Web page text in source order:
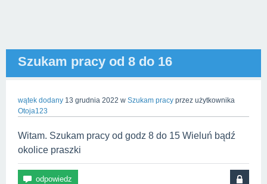
Szukam pracy od 8 do 16
wątek dodany 13 grudnia 2022 w Szukam pracy przez użytkownika
Otoja123
Witam. Szukam pracy od godz 8 do 15 Wieluń bądź
okolice praszki